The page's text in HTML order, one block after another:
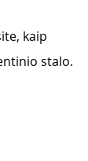
kaip
stalo.